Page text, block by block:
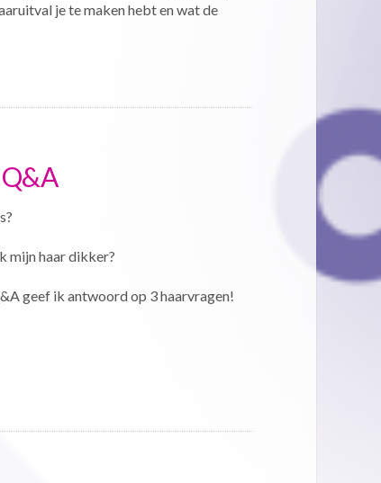
je te maken hebt en wat de
mijn haar dikker?
geef ik antwoord op 3 haarvragen!